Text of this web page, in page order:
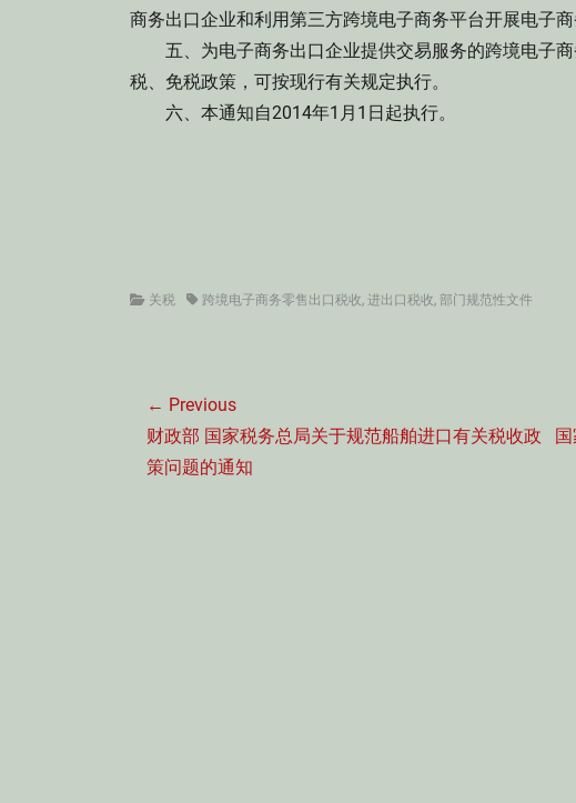
商务出口企业和利用第三方跨境电子商务平台开展电子商
五、为电子商务出口企业提供交易服务的跨境电子商
税、免税政策，可按现行有关规定执行。
六、本通知自2014年1月1日起执行。
Categories
关税 Tags跨境电子商务零售出口税收, 进出口税收, 部门规范性文件
章
导
航
← Previous
Previous
post:
财政部 国家税务总局关于规范船舶进口有关税收政
策问题的通知